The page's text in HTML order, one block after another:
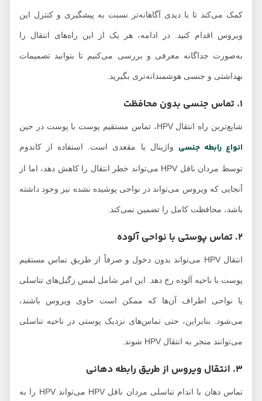
کمک می‌کند تا با دیدی آگاهانه‌تر نسبت به پیشگیری و کنترل این
ویروس اقدام کنید. در ادامه، هر یک از این راه‌های انتقال را
به‌صورت جداگانه معرفی و بررسی می‌کنیم تا بتوانید تصمیمات
بهداشتی و جنسی هوشمندانه‌تری بگیرید.
شایع‌ترین راه انتقال HPV، تماس مستقیم پوست با پوست در حین
انواع رابطه جنسیواژینال یا مقعدی است. استفاده از کاندوم
توسط مردان ناقل HPV می‌تواند خطر انتقال را کاهش دهد، اما از
آنجایی که ویروس می‌تواند در نواحی پوشیده نشده نیز وجود داشته
باشد، محافظت کامل را تضمین نمی‌کند.
انتقال HPV می‌تواند بدون دخول و صرفاً از طریق تماس مستقیم
پوست با ناحیه آلوده رخ دهد. این امر شامل لمس زگیل‌های تناسلی
یا نواحی اطراف آن‌ها که ممکن است حاوی ویروس باشند،
می‌شود. بنابراین، حتی تماس‌های نزدیک پوستی در ناحیه تناسلی
می‌توانند منجر به انتقال HPV شوند.
تماس دهان با اندام تناسلی مردان ناقل HPV می‌تواند HPV را به